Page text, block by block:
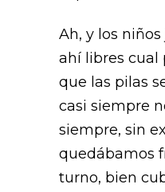
Ah, y los
ahí libres cual
que las pilas
casi siempre
siempre, sin
quedábamos
turno, bien